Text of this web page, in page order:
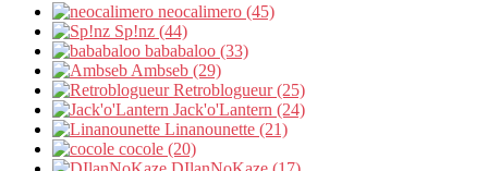
neocalimero (45)
Sp!nz (44)
bababaloo (33)
Ambseb (29)
Retroblogueur (25)
Jack'o'Lantern (24)
Linanounette (21)
cocole (20)